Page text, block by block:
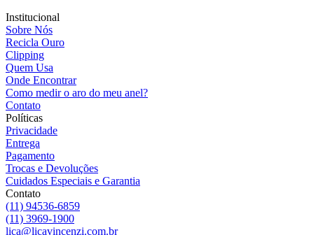
Institucional
Sobre Nós
Recicla Ouro
Clipping
Quem Usa
Onde Encontrar
Como medir o aro do meu anel?
Contato
Políticas
Privacidade
Entrega
Pagamento
Trocas e Devoluções
Cuidados Especiais e Garantia
Contato
(11) 94536-6859
(11) 3969-1900
lica@licavincenzi.com.br